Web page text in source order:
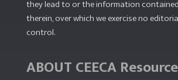
they lead to or the information contained
therein, over which we exercise no
control.
ABOUT CEECA